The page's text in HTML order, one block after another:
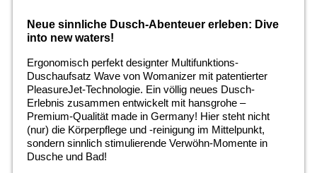
Neue sinnliche Dusch-Abenteuer erleben: Dive
into new waters!
Ergonomisch perfekt designter Multifunktions-
Duschaufsatz Wave von Womanizer mit patentierter
PleasureJet-Technologie. Ein völlig neues Dusch-
Erlebnis zusammen entwickelt mit hansgrohe –
Premium-Qualität made in Germany! Hier steht nicht
(nur) die Körperpflege und -reinigung im Mittelpunkt,
sondern sinnlich stimulierende Verwöhn-Momente in
Dusche und Bad!